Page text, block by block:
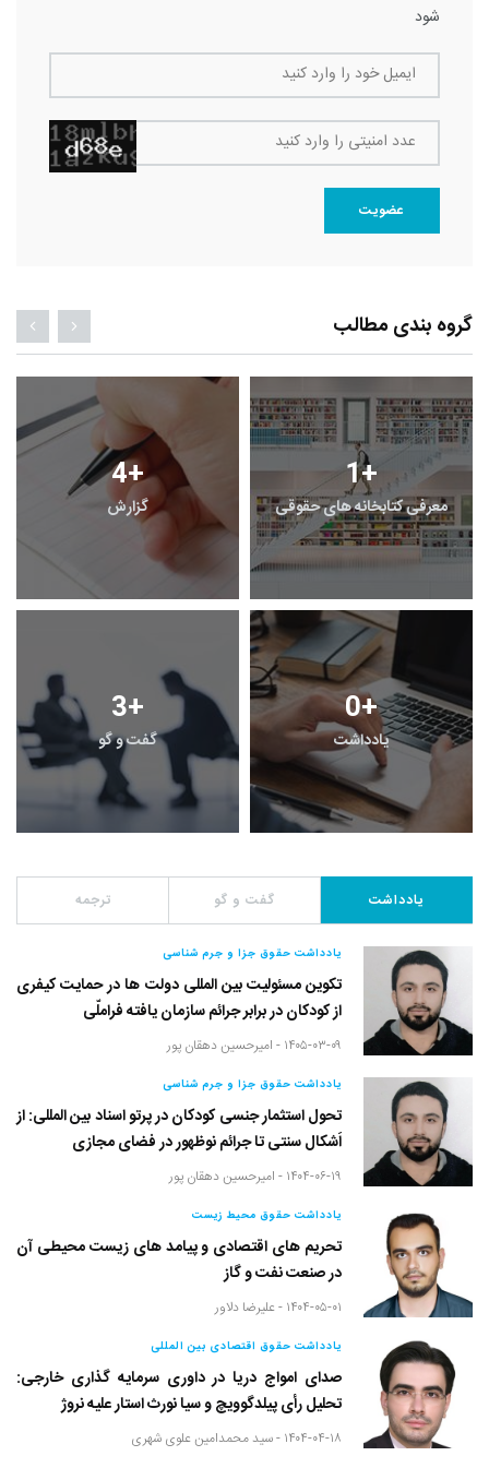
شود
ایمیل خود را وارد کنید
عدد امنیتی را وارد کنید
عضویت
گروه بندی مطالب
4+
گزارش
1+
معرفی کتابخانه های حقوقی
3+
گفت و گو
0+
یادداشت
یادداشت گفت و گو ترجمه
یادداشت حقوق جزا و جرم شناسی
تکوین مسئولیت بین المللی دولت ها در حمایت کیفری
از کودکان در برابر جرائم سازمان یافته فراملّی
۱۴۰۵-۰۳-۰۹ - امیرحسین دهقان پور
یادداشت حقوق جزا و جرم شناسی
تحول استثمار جنسی کودکان در پرتو اسناد بین المللی: از
اَشکال سنتی تا جرائم نوظهور در فضای مجازی
۱۴۰۴-۰۶-۱۹ - امیرحسین دهقان پور
یادداشت حقوق محیط زیست
تحریم های اقتصادی و پیامد های زیست محیطی آن
در صنعت نفت و گاز
۱۴۰۴-۰۵-۰۱ - علیرضا دلاور
یادداشت حقوق اقتصادی بین المللی
صدای امواج دریا در داوری سرمایه گذاری خارجی:
تحلیل رأی پیلدگوویچ و سیا نورث استار علیه نروژ
۱۴۰۴-۰۴-۱۸ - سید محمدامین علوی شهری